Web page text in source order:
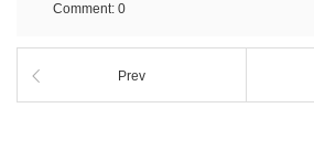
Comment: 0
Prev